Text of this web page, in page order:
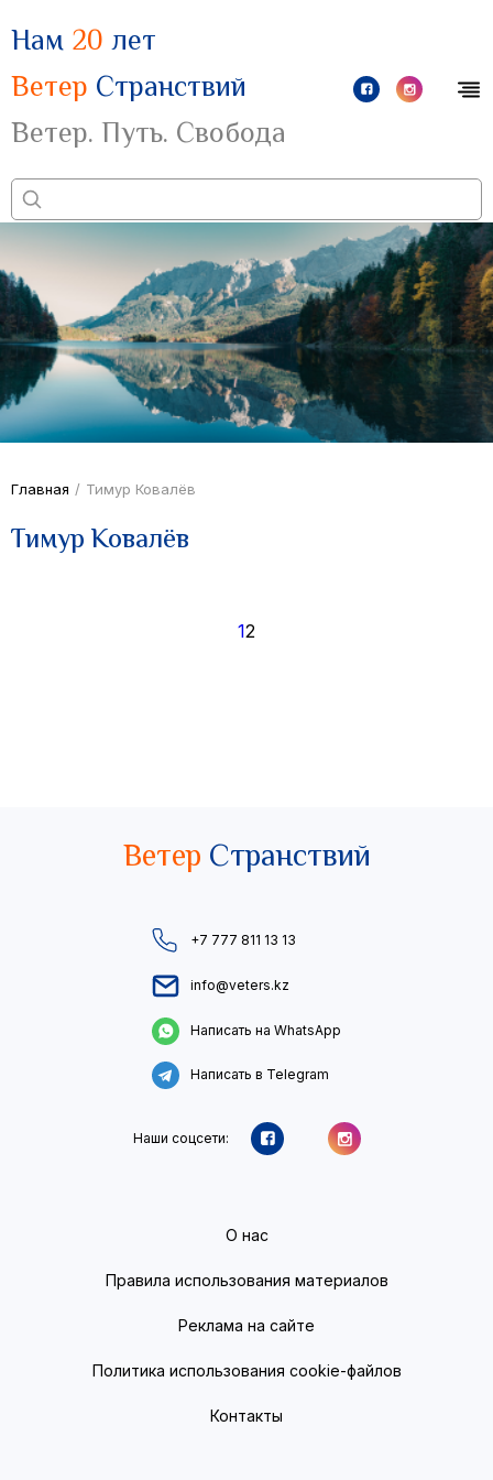
Нам 20 лет
Ветер Странствий
Ветер. Путь. Свобода
Главная / Тимур Ковалёв
Тимур Ковалёв
12
Ветер Странствий
+7 777 811 13 13
info@veters.kz
Написать на WhatsApp
Написать в Telegram
Наши соцсети:
О нас
Правила использования материалов
Реклама на сайте
Политика использования cookie-файлов
Контакты